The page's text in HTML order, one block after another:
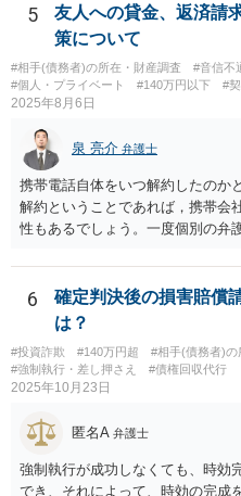
財産開示手続きは確定判決があ
求権がなければ利用できない制度
というものです。
5
友人への貸金、返済請
策について
#相手(債務者)の所在・財産調査
#音信不
#個人・プライベート
#140万円以下 #
2025年8月6日
泉 亮介 弁護士
携帯電話自体をいつ解約したのか
解約ということであれば，携帯会
性もあるでしょう。一度個別の弁
6
確定判決後の損害賠償
は？
#投資詐欺 #140万円超 #相手(債務者)の
#強制執行・差し押さえ
#債権回収代行
2025年10月23日
匿名A 弁護士
強制執行が成功しなくても、時効
でき、それによって、時効の完成